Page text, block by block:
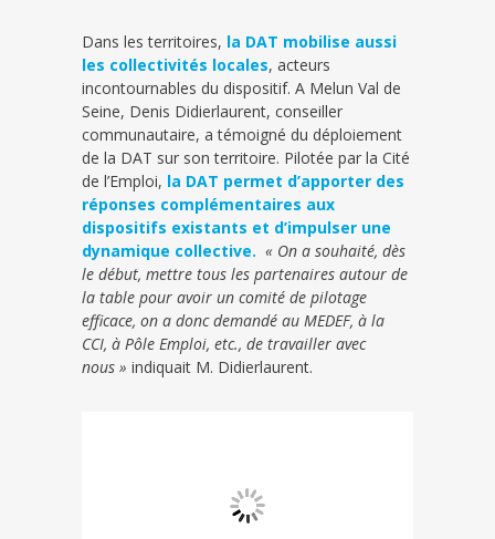
Dans les territoires, la DAT mobilise aussi
les collectivités locales, acteurs
incontournables du dispositif. A Melun Val de
Seine, Denis Didierlaurent, conseiller
communautaire, a témoigné du déploiement
de la DAT sur son territoire. Pilotée par la Cité
de l’Emploi, la DAT permet d’apporter des
réponses complémentaires aux
dispositifs existants et d’impulser une
dynamique collective. « On a souhaité, dès
le début, mettre tous les partenaires autour de
la table pour avoir un comité de pilotage
efficace, on a donc demandé au MEDEF, à la
CCI, à Pôle Emploi, etc., de travailler avec
nous » indiquait M. Didierlaurent.